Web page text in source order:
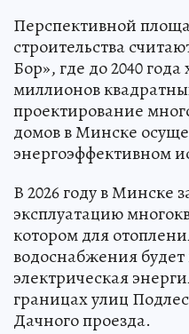
Перспективной
строительства
Бор», где до 2040
миллионов
проектирование
домов в Минске
энергоэффективном
В 2026 году в Минске
эксплуатацию
котором для
водоснабжения будет
электрическая
границах улиц
Дачного проезда.